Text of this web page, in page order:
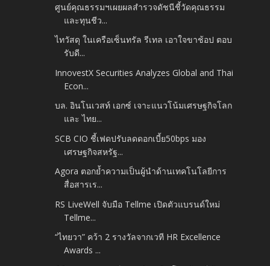
ศูนย์คุณธรรมฯเผยผลสำรวจดัชนีชี้วัดคุณธรรม
และทุนชีว...
ไทวัสดุ ในเครือเซ็นทรัล รีเทล เอาใจขาช้อป ตอบ
รับดี...
InnovestX Securities Analyzes Global and Thai
Econ...
บล. อินโนเวสท์ เอกซ์ เจาะแนวโน้มเศรษฐกิจโลก
และ ไทย...
SCB CIO ชี้เฟดปรับลดดอกเบี้ย50bps มอง
เศรษฐกิจสหรัฐ...
Agora ตอกย้ำความเป็นผู้นำด้านเทคโนโลยีการ
สื่อสารเร...
RS LiveWell จับมือ Tellme เปิดตัวแบรนด์ใหม่
Tellme...
“ไทยวา” คว้า 2 รางวัลจากเวที HR Excellence
Awards ...